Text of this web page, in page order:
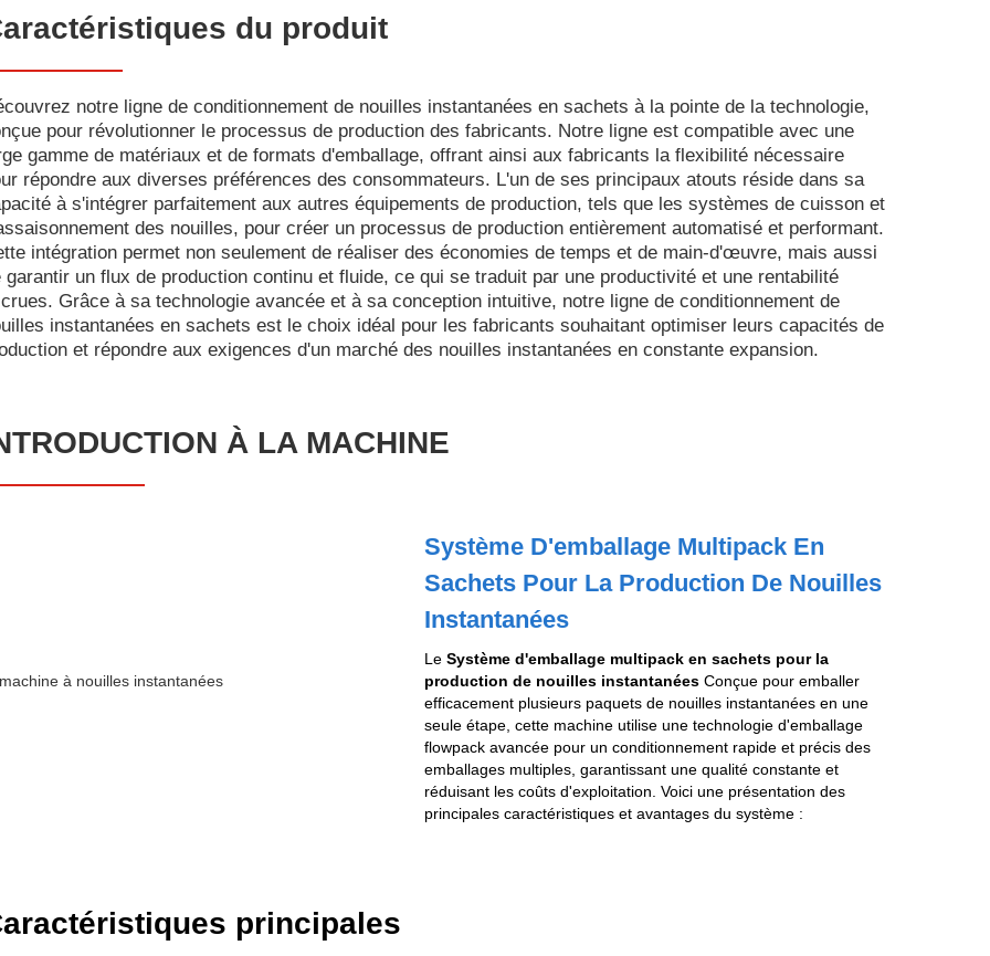
du produit
notre ligne de conditionnement de nouilles instantanées en sachets à la pointe de la technologie,
pour révolutionner le processus de production des fabricants. Notre ligne est compatible avec une
gamme de matériaux et de formats d'emballage, offrant ainsi aux fabricants la flexibilité nécessaire
répondre aux diverses préférences des consommateurs. L'un de ses principaux atouts réside dans sa
à s'intégrer parfaitement aux autres équipements de production, tels que les systèmes de cuisson et
des nouilles, pour créer un processus de production entièrement automatisé et performant.
intégration permet non seulement de réaliser des économies de temps et de main-d'œuvre, mais aussi
garantir un flux de production continu et fluide, ce qui se traduit par une productivité et une rentabilité
Grâce à sa technologie avancée et à sa conception intuitive, notre ligne de conditionnement de
instantanées en sachets est le choix idéal pour les fabricants souhaitant optimiser leurs capacités de
et répondre aux exigences d'un marché des nouilles instantanées en constante expansion.
À LA MACHINE
Système D'emballage Multipack En
Sachets Pour La Production De Nouilles
Instantanées
Le Système d'emballage multipack en sachets pour la
production de nouilles instantanéesConçue pour emballer
efficacement plusieurs paquets de nouilles instantanées en une
seule étape, cette machine utilise une technologie d'emballage
flowpack avancée pour un conditionnement rapide et précis des
emballages multiples, garantissant une qualité constante et
réduisant les coûts d'exploitation. Voici une présentation des
principales caractéristiques et avantages du système :
principales